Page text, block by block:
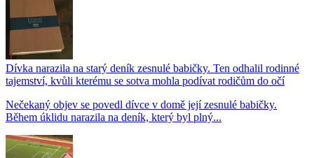
Dívka narazila na starý deník zesnulé babičky. Ten odhalil rodinné
tajemství, kvůli kterému se sotva mohla podívat rodičům do očí
Nečekaný objev se povedl dívce v domě její zesnulé babičky.
Během úklidu narazila na deník, který byl plný...